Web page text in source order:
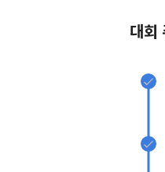
닫기
3. "회사"는 "서비스"에 대해
4. “회사”의 영업상 중요한
이지의 공지게시판에 그 적
3. 수집하는 개인정보 항목
선택 항목 : 휴대폰번호, 생년
대회